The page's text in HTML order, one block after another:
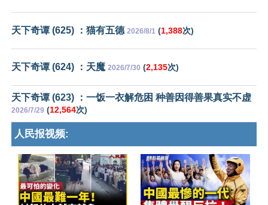
天下奇谭 (625) ：猫有五德 2026/8/1 (1,388次)
天下奇谭 (624) ：天魔 2026/7/30 (2,135次)
天下奇谭 (623) ：一饭一衣解危困 种善因得善果真实不虚
2026/7/29 (12,564次)
人民报视频: